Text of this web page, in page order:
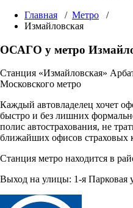
Главная / Метро /
Измайловская
ОСАГО у метро
Станция «Измайловская»
Московского метро
Каждый автовладелец хочет
быстро и без лишних
полис автострахования, не
ближайших офисов страховых
Станция метро находится в
Выход на улицы: 1-я Парковая